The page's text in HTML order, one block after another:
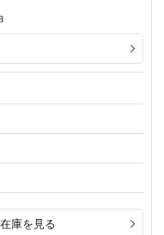
庫を見る